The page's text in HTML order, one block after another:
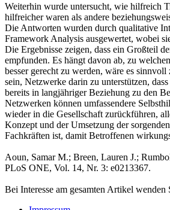
Weiterhin wurde untersucht, wie hilfreich
hilfreicher waren als andere
Die Antworten wurden durch qualitative
Framework Analysis ausgewertet, wobei
Die Ergebnisse zeigen, dass ein Großteil
empfunden. Es hängt davon ab, zu
besser gerecht zu werden, wäre es
sein, Netzwerke darin zu unterstützen,
bereits in langjähriger Beziehung zu den
Netzwerken können umfassendere
wieder in die Gesellschaft zurückführen,
Konzept und der Umsetzung der
Fachkräften ist, damit Betroffenen
Aoun, Samar M.; Breen, Lauren J.;
PLoS ONE, Vol. 14, Nr. 3: e0213367.
Bei Interesse am gesamten Artikel